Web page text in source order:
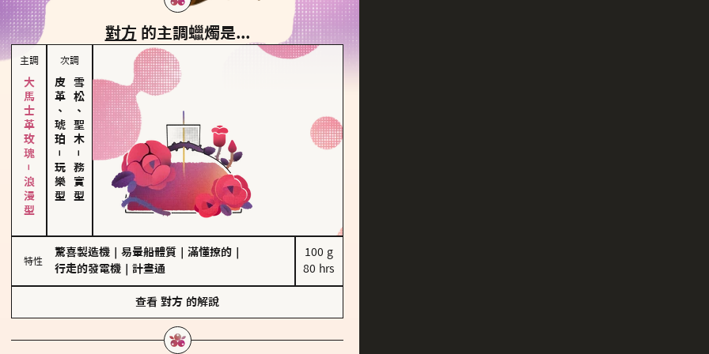
對方 的主調蠟燭是...
主調
大馬士革玫瑰－浪漫型
次調
皮革、琥珀
－
玩樂型
雪松、聖木
－
務實型
特性
驚喜製造機 易暈船體質 滿懂撩的
行走的發電機
計畫通
100 g
80 hrs
查看 對方 的解說